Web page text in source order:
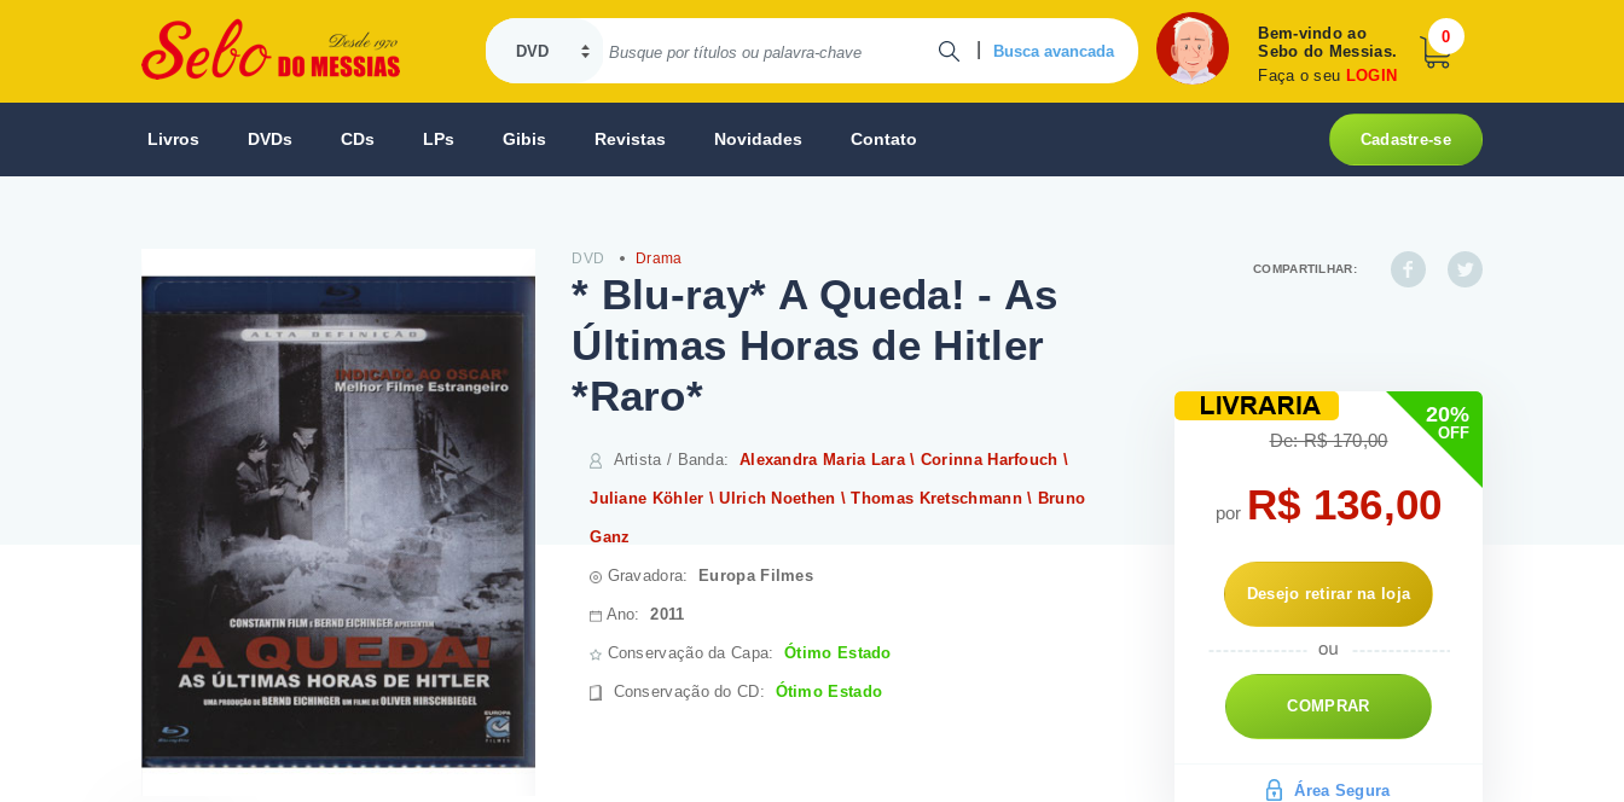
Busca avancada
Bem-vindo ao
Sebo do Messias.
Faça o seu LOGIN
0
Livros DVDs CDs LPs Gibis Revistas Novidades Contato Cadastre-se
DVD Drama
* Blu-ray* A Queda! - As
Últimas Horas de Hitler
*Raro*
Artista / Banda: Alexandra Maria Lara \ Corinna Harfouch \
Juliane Köhler \ Ulrich Noethen \ Thomas Kretschmann \ Bruno
Ganz
Gravadora: Europa Filmes
Ano:2011
Conservação da Capa:Ótimo Estado
Conservação do CD: Ótimo Estado
COMPARTILHAR:
20%
OFF
De: R$ 170,00
por R$ 136,00
Desejo retirar na loja
COMPRAR
Área Segura